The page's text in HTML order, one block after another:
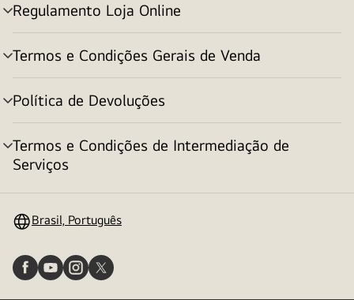
Regulamento Loja Online
alternar
menu
Termos e Condições Gerais de Venda
alternar
menu
Política de Devoluções
alternar
menu
Termos e Condições de Intermediação de
Serviços
alternar
Brasil, Português